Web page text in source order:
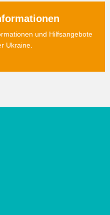
und Hilfsangebote
Ukraine.